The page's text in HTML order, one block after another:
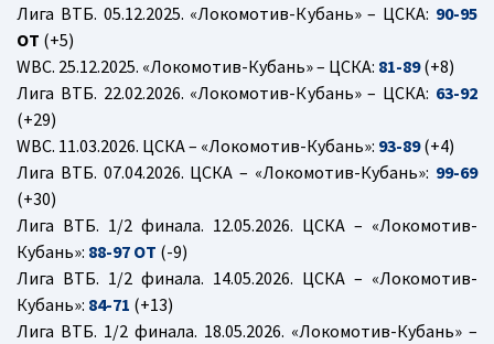
Лига ВТБ. 05.12.2025. «Локомотив-Кубань» – ЦСКА: 90-95
ОТ (+5)
WBC. 25.12.2025. «Локомотив-Кубань» – ЦСКА: 81-89(+8)
Лига ВТБ. 22.02.2026. «Локомотив-Кубань» – ЦСКА: 63-92
(+29)
WBC. 11.03.2026. ЦСКА – «Локомотив-Кубань»: 93-89(+4)
Лига ВТБ. 07.04.2026. ЦСКА – «Локомотив-Кубань»: 99-69
(+30)
Лига ВТБ. 1/2 финала. 12.05.2026. ЦСКА – «Локомотив-
Кубань»: 88-97 ОТ (-9)
Лига ВТБ. 1/2 финала. 14.05.2026. ЦСКА – «Локомотив-
Кубань»: 84-71 (+13)
Лига ВТБ. 1/2 финала. 18.05.2026. «Локомотив-Кубань» –